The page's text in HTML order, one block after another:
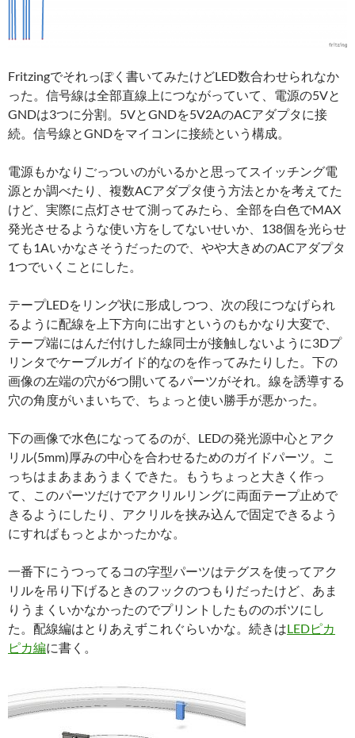
Fritzingでそれっぽく書いてみたけどLED数合わせられなか
った。信号線は全部直線上につながっていて、電源の5Vと
GNDは3つに分割。5VとGNDを5V2AのACアダプタに接
続。信号線とGNDをマイコンに接続という構成。
電源もかなりごっついのがいるかと思ってスイッチング電
源とか調べたり、複数ACアダプタ使う方法とかを考えてた
けど、実際に点灯させて測ってみたら、全部を白色でMAX
発光させるような使い方をしてないせいか、138個を光らせ
ても1Aいかなさそうだったので、やや大きめのACアダプタ
1つでいくことにした。
テープLEDをリング状に形成しつつ、次の段につなげられ
るように配線を上下方向に出すというのもかなり大変で、
テープ端にはんだ付けした線同士が接触しないように3Dプ
リンタでケーブルガイド的なのを作ってみたりした。下の
画像の左端の穴が6つ開いてるパーツがそれ。線を誘導する
穴の角度がいまいちで、ちょっと使い勝手が悪かった。
下の画像で水色になってるのが、LEDの発光源中心とアク
リル(5mm)厚みの中心を合わせるためのガイドパーツ。こ
っちはまあまあうまくできた。もうちょっと大きく作っ
て、このパーツだけでアクリルリングに両面テープ止めで
きるようにしたり、アクリルを挟み込んで固定できるよう
にすればもっとよかったかな。
一番下にうつってるコの字型パーツはテグスを使ってアク
リルを吊り下げるときのフックのつもりだったけど、あま
りうまくいかなかったのでプリントしたもののボツにし
た。配線編はとりあえずこれぐらいかな。続きはLEDピカ
ピカ編に書く。